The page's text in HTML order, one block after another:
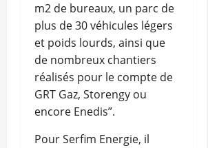
m2 de bureaux, un parc de
plus de 30 véhicules légers
et poids lourds, ainsi que
de nombreux chantiers
réalisés pour le compte de
GRT Gaz, Storengy ou
encore Enedis”.
Pour Serfim Energie, il